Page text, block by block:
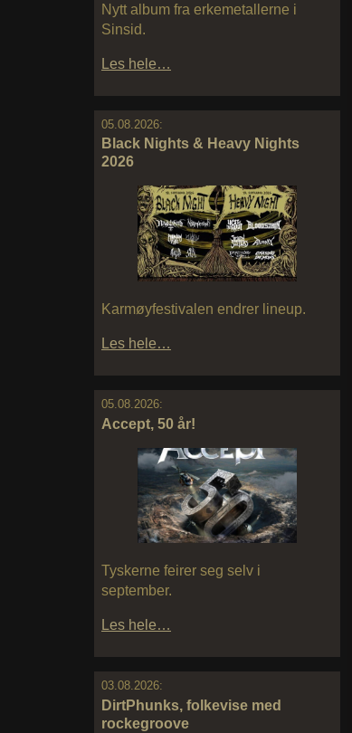
Nytt album fra erkemetallerne i
Sinsid.
Les hele…
05.08.2026:
Black Nights & Heavy Nights
2026
Karmøyfestivalen endrer lineup.
Les hele…
05.08.2026:
Accept, 50 år!
Tyskerne feirer seg selv i
september.
Les hele…
03.08.2026:
DirtPhunks, folkevise med
rockegroove